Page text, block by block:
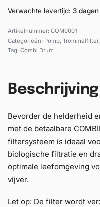
Verwachte levertijd: 3 dagen
COM0001
Categorieën: Pomp, Trommelfilter,
Tag: Combi Drum
Beschrijving
Bevorder de helderheid
met de betaalbare
filtersysteem is ideaal
biologische filtratie en
optimale leefomgeving
vijver.
Let op: De filter wordt